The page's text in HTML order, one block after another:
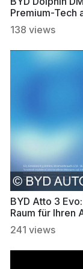
Premium-Tech
138 views
BYD Atto 3
Raum für Ihren
241 views